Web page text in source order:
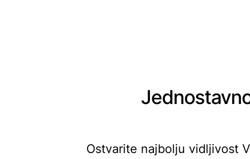
Ostvarite najbolju vidljivost